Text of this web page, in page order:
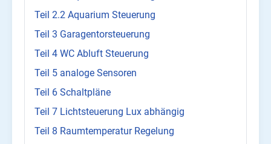
Teil 2.2 Aquarium Steuerung
Teil 3 Garagentorsteuerung
Teil 4 WC Abluft Steuerung
Teil 5 analoge Sensoren
Teil 6 Schaltpläne
Teil 7 Lichtsteuerung Lux abhängig
Teil 8 Raumtemperatur Regelung